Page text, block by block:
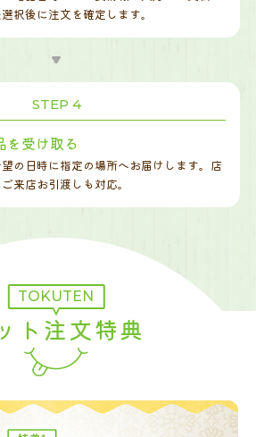
択後に注文を確定します。
STEP 4
を受け取る
の日時に指定の場所へお届けします。店
来店お引渡しも対応。
TOKUTEN
ト注文特典